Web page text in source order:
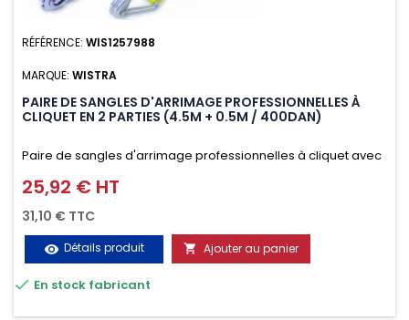
RÉFÉRENCE: WIS1257988
MARQUE: WISTRA
PAIRE DE SANGLES D'ARRIMAGE PROFESSIONNELLES À
CLIQUET EN 2 PARTIES (4.5M + 0.5M / 400DAN)
Paire de sangles d'arrimage professionnelles à cliquet avec
crochet en 2 parties (4.5M + 0.5M / 400daN), simple et rapide
d'utilisation. Permet d'arrimer et de sécuriser
vos chargements pendant le transport. Matière polyester
très résistante aux UV et aux variations de températures,
n'absorbe pas l'eau.
Prix
25,92 € HT
31,10 € TTC
visibility Détails produit  Ajouter au panier
 En stock fabricant